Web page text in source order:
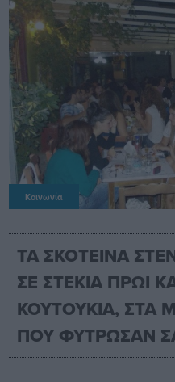
Κοινωνία
ΤΑ ΣΚΟΤΕΙΝΑ
ΣΕ ΣΤΕΚΙΑ ΠΡΩΙ
ΚΟΥΤΟΥΚIΑ, ΣΤΑ
ΠΟΥ ΦΥΤΡΩΣΑΝ